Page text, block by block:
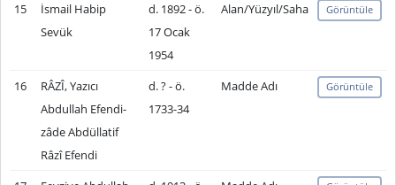
15
İsmail Habip
Sevük
d. 1892 - ö.
17 Ocak
1954
Alan/Yüzyıl/Saha Görüntüle
16
RÂZÎ, Yazıcı
Abdullah Efendi-
zâde Abdüllatif
Râzî Efendi
d. ? - ö.
1733-34
Madde Adı Görüntüle